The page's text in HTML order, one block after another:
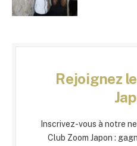
Rejoignez
Inscrivez-vous à notre
Club Zoom Japon :